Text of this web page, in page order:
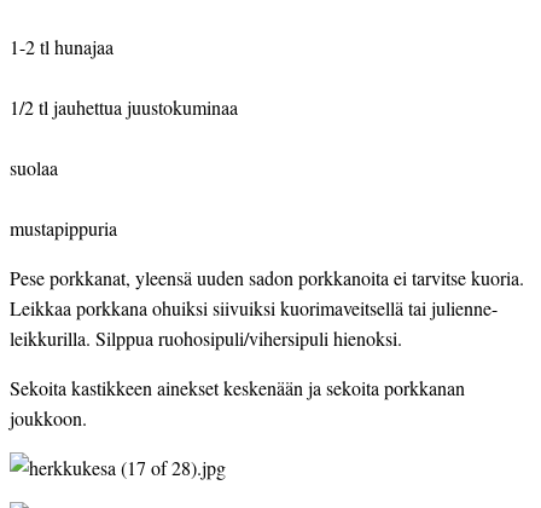
1-2 tl hunajaa
1/2 tl jauhettua juustokuminaa
suolaa
mustapippuria
Pese porkkanat, yleensä uuden sadon porkkanoita ei tarvitse kuoria.
Leikkaa porkkana ohuiksi siivuiksi kuorimaveitsellä tai julienne-
leikkurilla. Silppua ruohosipuli/vihersipuli hienoksi.
Sekoita kastikkeen ainekset keskenään ja sekoita porkkanan
joukkoon.